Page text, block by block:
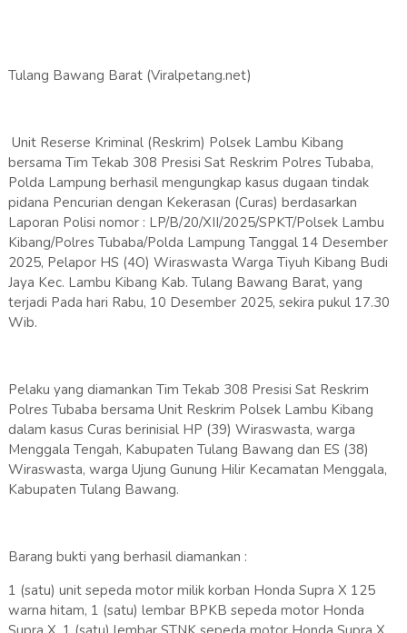
Tulang Bawang Barat (Viralpetang.net)
Unit Reserse Kriminal (Reskrim) Polsek Lambu Kibang
bersama Tim Tekab 308 Presisi Sat Reskrim Polres Tubaba,
Polda Lampung berhasil mengungkap kasus dugaan tindak
pidana Pencurian dengan Kekerasan (Curas) berdasarkan
Laporan Polisi nomor : LP/B/20/XII/2025/SPKT/Polsek Lambu
Kibang/Polres Tubaba/Polda Lampung Tanggal 14 Desember
2025, Pelapor HS (4O) Wiraswasta Warga Tiyuh Kibang Budi
Jaya Kec. Lambu Kibang Kab. Tulang Bawang Barat, yang
terjadi Pada hari Rabu, 10 Desember 2025, sekira pukul 17.30
Wib.
Pelaku yang diamankan Tim Tekab 308 Presisi Sat Reskrim
Polres Tubaba bersama Unit Reskrim Polsek Lambu Kibang
dalam kasus Curas berinisial HP (39) Wiraswasta, warga
Menggala Tengah, Kabupaten Tulang Bawang dan ES (38)
Wiraswasta, warga Ujung Gunung Hilir Kecamatan Menggala,
Kabupaten Tulang Bawang.
Barang bukti yang berhasil diamankan :
1 (satu) unit sepeda motor milik korban Honda Supra X 125
warna hitam, 1 (satu) lembar BPKB sepeda motor Honda